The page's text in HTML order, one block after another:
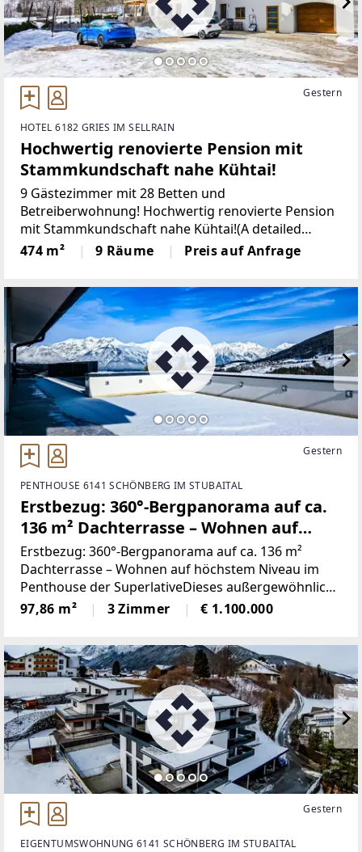
Gestern
HOTEL 6182 GRIES IM SELLRAIN
Hochwertig renovierte Pension mit
Stammkundschaft nahe Kühtai!
9 Gästezimmer mit 28 Betten und
Betreiberwohnung! Hochwertig renovierte Pension
mit Stammkundschaft nahe Kühtai!(A detailed
English brochure is available and will be
automatically provided upon inquiry) Bei diesem
474 m² 9 Räume Preis auf Anfrage
Gestern
PENTHOUSE 6141 SCHÖNBERG IM STUBAITAL
Erstbezug: 360°-Bergpanorama auf ca.
136 m² Dachterrasse – Wohnen auf
höchstem Niveau im Penthouse der
Superlative
Erstbezug: 360°-Bergpanorama auf ca. 136 m²
Dachterrasse – Wohnen auf höchstem Niveau im
Penthouse der SuperlativeDieses außergewöhnliche
3-Zimmer-Penthouse vereint eine rundumlaufende
Dachterrasse mit beeindruckendem 360°-
97,86 m² 3 Zimmer € 1.100.000
Gestern
EIGENTUMSWOHNUNG 6141 SCHÖNBERG IM STUBAITAL